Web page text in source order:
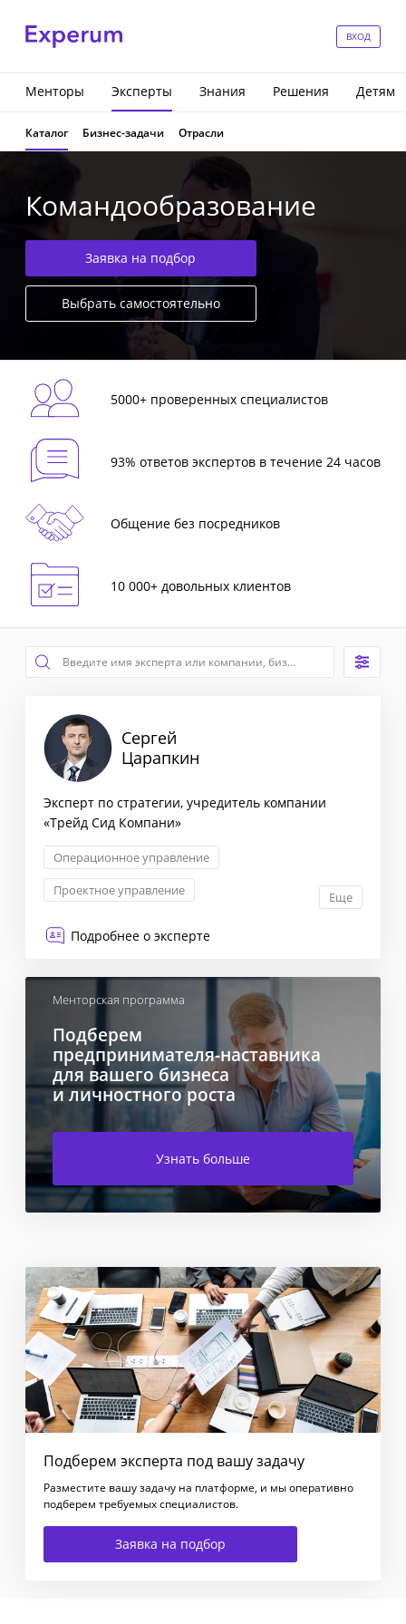
ВХОД
Менторы Эксперты Знания Решения Детям
Каталог Бизнес-задачи Отрасли
Командообразование
Заявка на подбор
Выбрать самостоятельно
5000+ проверенных специалистов
93% ответов экспертов в течение 24 часов
Общение без посредников
10 000+ довольных клиентов
Сергей
Царапкин
Эксперт по стратегии, учредитель компании
«Трейд Сид Компани»
Операционное управление
Проектное управление
Еще
Подробнее о эксперте
Менторская программа
Подберем
предпринимателя-наставника
для вашего бизнеса
и личностного роста
Узнать больше
Подберем эксперта под вашу задачу
Разместите вашу задачу на платформе, и мы оперативно
подберем требуемых специалистов.
Заявка на подбор